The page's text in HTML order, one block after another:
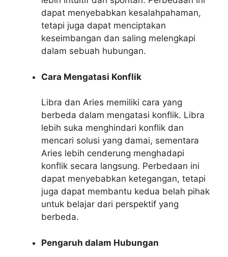
dapat menyebabkan kesalahpahaman,
tetapi juga dapat menciptakan
keseimbangan dan saling melengkapi
dalam sebuah hubungan.
Cara Mengatasi Konflik
Libra dan Aries memiliki cara yang
berbeda dalam mengatasi konflik. Libra
lebih suka menghindari konflik dan
mencari solusi yang damai, sementara
Aries lebih cenderung menghadapi
konflik secara langsung. Perbedaan ini
dapat menyebabkan ketegangan, tetapi
juga dapat membantu kedua belah pihak
untuk belajar dari perspektif yang
berbeda.
Pengaruh dalam Hubungan